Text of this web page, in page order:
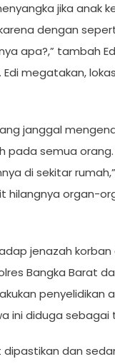
jika
dengan
apa?,” tambah
megatakan,
janggal
pada semua
di sekitar
hilangnya organ-
jenazah korban
Bangka Barat
penyelidikan
ini diduga sebagai
dan